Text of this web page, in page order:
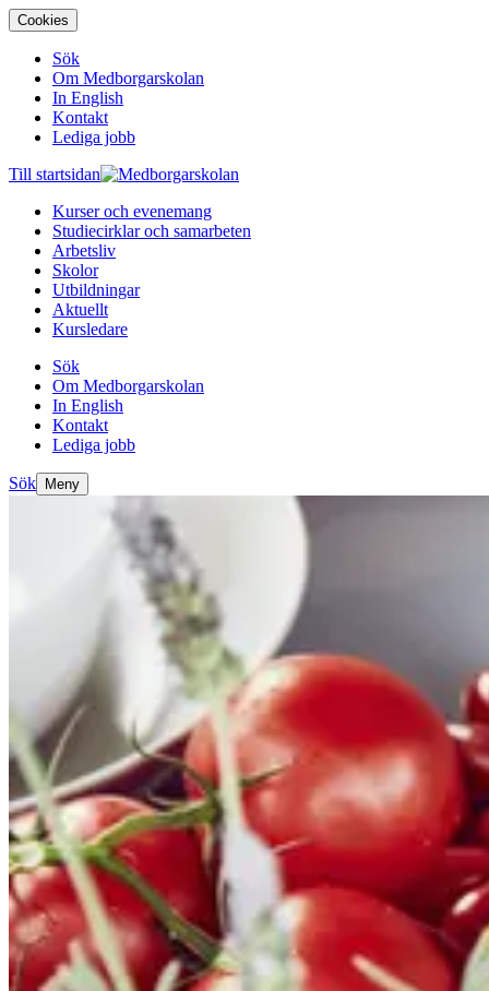
Cookies
Sök
Om Medborgarskolan
In English
Kontakt
Lediga jobb
Till startsidan
Kurser och evenemang
Studiecirklar och samarbeten
Arbetsliv
Skolor
Utbildningar
Aktuellt
Kursledare
Sök
Om Medborgarskolan
In English
Kontakt
Lediga jobb
Sök Meny